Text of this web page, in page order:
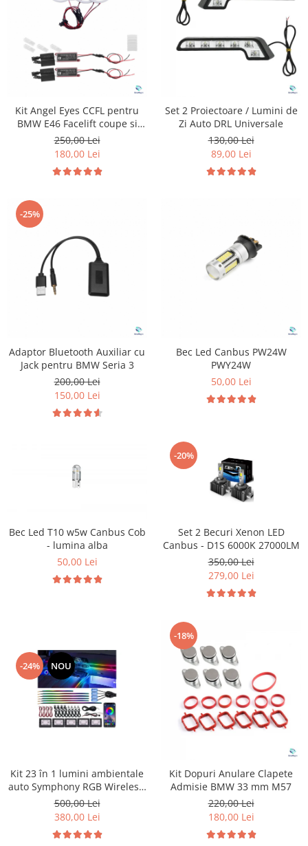
Kit Angel Eyes CCFL pentru
BMW E46 Facelift coupe si
cabrio
250,00 Lei
180,00 Lei
Set 2 Proiectoare / Lumini de
Zi Auto DRL Universale
130,00 Lei
89,00 Lei
-25%
Adaptor Bluetooth Auxiliar cu
Jack pentru BMW Seria 3
200,00 Lei
150,00 Lei
Bec Led Canbus PW24W
PWY24W
50,00 Lei
Bec Led T10 w5w Canbus Cob
- lumina alba
50,00 Lei
-20%
Set 2 Becuri Xenon LED
Canbus - D1S 6000K 27000LM
350,00 Lei
279,00 Lei
-24% NOU
Kit 23 în 1 lumini ambientale
auto Symphony RGB Wireless,
benzi acrilice LED, control
Bluetooth prin aplicație,
sincronizare muzică, Welcome
Light
500,00 Lei
380,00 Lei
-18%
Kit Dopuri Anulare Clapete
Admisie BMW 33 mm M57
220,00 Lei
180,00 Lei